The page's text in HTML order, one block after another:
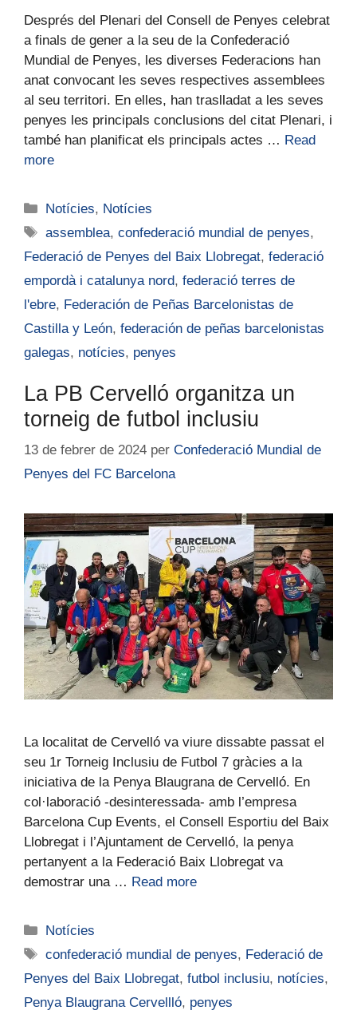
Després del Plenari del Consell de Penyes celebrat
a finals de gener a la seu de la Confederació
Mundial de Penyes, les diverses Federacions han
anat convocant les seves respectives assemblees
al seu territori. En elles, han traslladat a les seves
penyes les principals conclusions del citat Plenari, i
també han planificat els principals actes … Read
more
Notícies, Notícies
assemblea,confederació mundial de penyes,
Federació de Penyes del Baix Llobregat, federació
empordà i catalunya nord, federació terres de
l'ebre, Federación de Peñas Barcelonistas de
Castilla y León, federación de peñas barcelonistas
galegas, notícies, penyes
La PB Cervelló organitza un
torneig de futbol inclusiu
13 de febrer de 2024 per Confederació Mundial de
Penyes del FC Barcelona
La localitat de Cervelló va viure dissabte passat el
seu 1r Torneig Inclusiu de Futbol 7 gràcies a la
iniciativa de la Penya Blaugrana de Cervelló. En
col·laboració -desinteressada- amb l’empresa
Barcelona Cup Events, el Consell Esportiu del Baix
Llobregat i l’Ajuntament de Cervelló, la penya
pertanyent a la Federació Baix Llobregat va
demostrar una … Read more
Notícies
confederació mundial de penyes, Federació de
Penyes del Baix Llobregat, futbol inclusiu, notícies,
Penya Blaugrana Cervellló, penyes